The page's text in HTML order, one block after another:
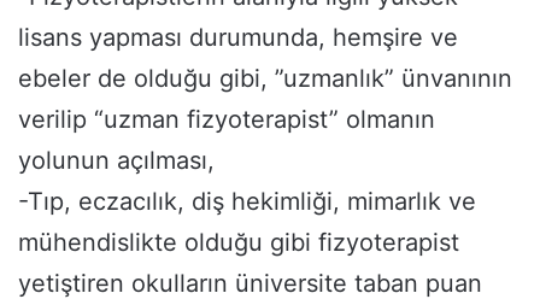
lisans yapması durumunda, hemşire ve
ebeler de olduğu gibi, ”uzmanlık” ünvanının
verilip “uzman fizyoterapist” olmanın
yolunun açılması,
-Tıp, eczacılık, diş hekimliği, mimarlık ve
mühendislikte olduğu gibi fizyoterapist
yetiştiren okulların üniversite taban puan